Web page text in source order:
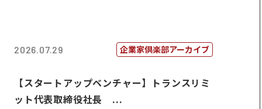
2026.07.29 企業家倶楽部アーカイブ
【スタートアップベンチャー】トランスリミ
ット代表取締役社長 ...